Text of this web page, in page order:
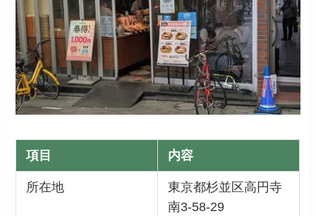
項目 内容
所在地
東京都杉並区高円寺
南3-58-29